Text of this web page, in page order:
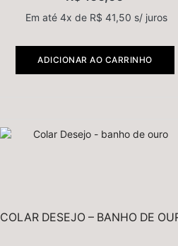
Em até 4x de R$ 41,50 s/ juros
ADICIONAR AO CARRINHO
COLAR DESEJO – BANHO DE